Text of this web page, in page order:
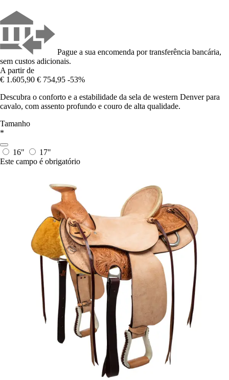
Pague a sua encomenda por transferência bancária,
sem custos adicionais.
A partir de
€ 1.605,90 € 754,95 -53%
Descubra o conforto e a estabilidade da sela de western Denver para
cavalo, com assento profundo e couro de alta qualidade.
Tamanho
*
16"
17"
Este campo é obrigatório